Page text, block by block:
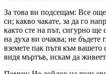
За това ви подсещам: Все
си; какво чакате, за да го
както сте на път, сигурно ще
на духа ви очаква; не бъдете
вземете пак пътя към
видя мъртъв, искам да